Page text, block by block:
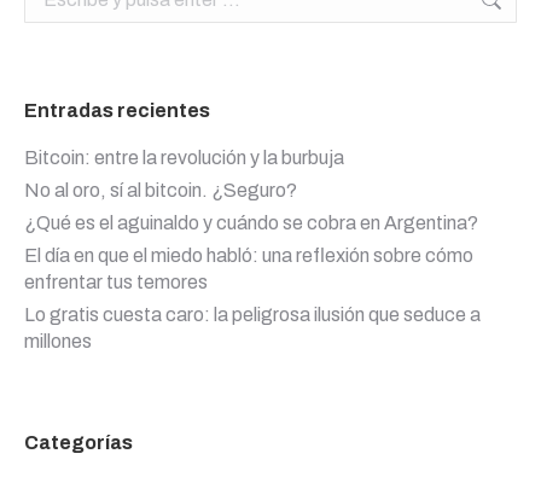
Entradas recientes
Bitcoin: entre la revolución y la burbuja
No al oro, sí al bitcoin. ¿Seguro?
¿Qué es el aguinaldo y cuándo se cobra en Argentina?
El día en que el miedo habló: una reflexión sobre cómo
enfrentar tus temores
Lo gratis cuesta caro: la peligrosa ilusión que seduce a
millones
Categorías